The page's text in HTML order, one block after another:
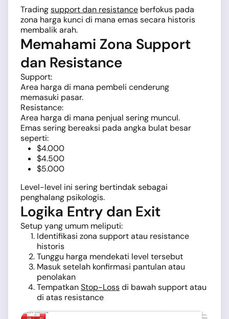
Tradingsupport dan resistance berfokus pada
zona harga kunci di mana emas secara historis
membalik arah.
Memahami Zona Support
dan Resistance
Support:
Area harga di mana pembeli cenderung
memasuki pasar.
Resistance:
Area harga di mana penjual sering muncul.
Emas sering bereaksi pada angka bulat besar
seperti:
$4.000
$4.500
$5.000
Level-level ini sering bertindak sebagai
penghalang psikologis.
Logika Entry dan Exit
Setup yang umum meliputi:
Identifikasi zona support atau resistance
historis
Tunggu harga mendekati level tersebut
Masuk setelah konfirmasi pantulan atau
penolakan
TempatkanStop-Lossdi bawah support atau
di atas resistance